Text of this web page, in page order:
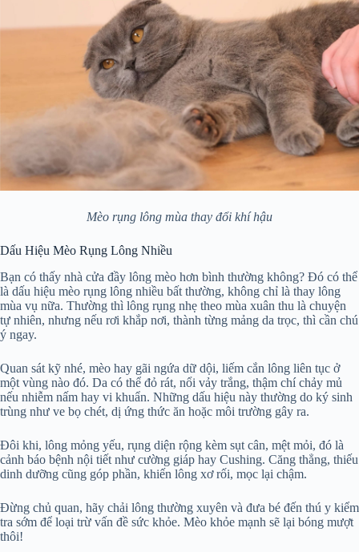
Mèo rụng lông mùa thay đổi khí hậu
Dấu Hiệu Mèo Rụng Lông Nhiều
Bạn có thấy nhà cửa đầy lông mèo hơn bình thường không? Đó có thể
là dấu hiệu mèo rụng lông nhiều bất thường, không chỉ là thay lông
mùa vụ nữa. Thường thì lông rụng nhẹ theo mùa xuân thu là chuyện
tự nhiên, nhưng nếu rơi khắp nơi, thành từng mảng da trọc, thì cần chú
ý ngay.
Quan sát kỹ nhé, mèo hay gãi ngứa dữ dội, liếm cắn lông liên tục ở
một vùng nào đó. Da có thể đỏ rát, nổi vảy trắng, thậm chí chảy mủ
nếu nhiễm nấm hay vi khuẩn. Những dấu hiệu này thường do ký sinh
trùng như ve bọ chét, dị ứng thức ăn hoặc môi trường gây ra.
Đôi khi, lông mỏng yếu, rụng diện rộng kèm sụt cân, mệt mỏi, đó là
cảnh báo bệnh nội tiết như cường giáp hay Cushing. Căng thẳng, thiếu
dinh dưỡng cũng góp phần, khiến lông xơ rối, mọc lại chậm.
Đừng chủ quan, hãy chải lông thường xuyên và đưa bé đến thú y kiểm
tra sớm để loại trừ vấn đề sức khỏe. Mèo khỏe mạnh sẽ lại bóng mượt
thôi!